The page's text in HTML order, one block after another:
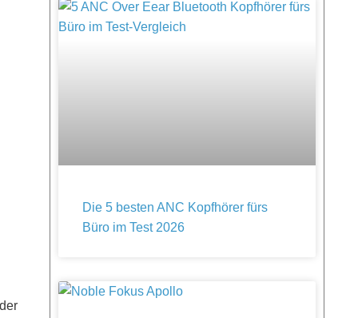
Die 5 besten ANC Kopfhörer fürs
Büro im Test 2026